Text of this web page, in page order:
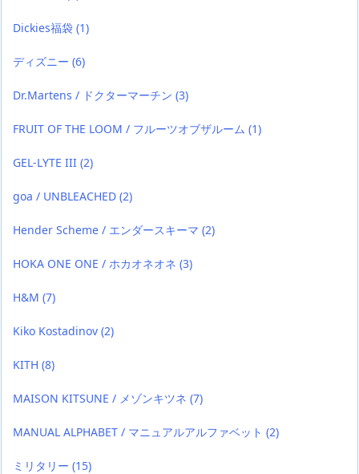
Dickies福袋 (1)
ディズニー (6)
Dr.Martens / ドクターマーチン (3)
FRUIT OF THE LOOM / フルーツオブザルーム (1)
GEL-LYTE III (2)
goa / UNBLEACHED (2)
Hender Scheme / エンダースキーマ (2)
HOKA ONE ONE / ホカオネオネ (3)
H&M (7)
Kiko Kostadinov (2)
KITH (8)
MAISON KITSUNE / メゾンキツネ (7)
MANUAL ALPHABET / マニュアルアルファベット (2)
ミリタリー (15)